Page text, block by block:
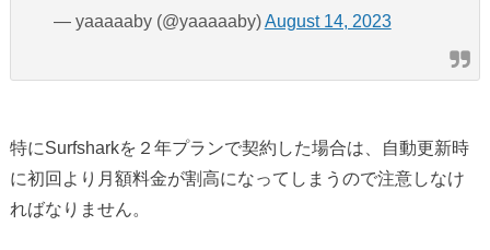
— yaaaaaby (@yaaaaaby)August 14, 2023
特にSurfsharkを２年プランで契約した場合は、自動更新時
に初回より月額料金が割高になってしまうので注意しなけ
ればなりません。